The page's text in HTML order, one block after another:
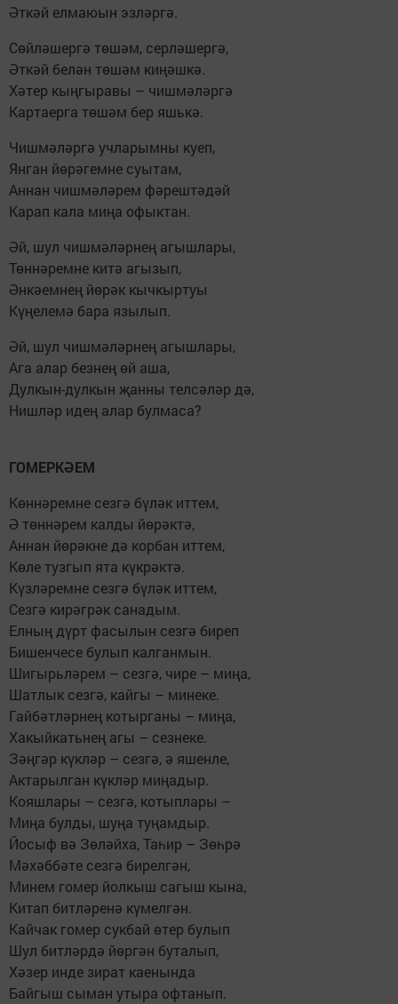
Әткәй елмаюын эзләргә.
Сөйләшергә төшәм, серләшергә,
Әткәй белән төшәм киңәшкә.
Хәтер кыңгыравы – чишмәләргә
Картаерга төшәм бер яшькә.
Чишмәләргә учларымны куеп,
Янган йөрәгемне суытам,
Аннан чишмәләрем фәрештәдәй
Карап кала миңа офыктан.
Әй, шул чишмәләрнең агышлары,
Төннәремне китә агызып,
Әнкәемнең йөрәк кычкыртуы
Күңелемә бара язылып.
Әй, шул чишмәләрнең агышлары,
Ага алар безнең өй аша,
Дулкын-дулкын җанны телсәләр дә,
Нишләр идең алар булмаса?
ГОМЕРКӘЕМ
Көннәремне сезгә бүләк иттем,
Ә төннәрем калды йөрәктә,
Аннан йөрәкне дә корбан иттем,
Көле тузгып ята күкрәктә.
Күзләремне сезгә бүләк иттем,
Сезгә кирәгрәк санадым.
Елның дүрт фасылын сезгә биреп
Бишенчесе булып калганмын.
Шигырьләрем – сезгә, чире – миңа,
Шатлык сезгә, кайгы – минеке.
Гайбәтләрнең котырганы – миңа,
Хакыйкатьнең агы – сезнеке.
Зәңгәр күкләр – сезгә, ә яшенле,
Актарылган күкләр миңадыр.
Кояшлары – сезгә, котыплары –
Миңа булды, шуңа туңамдыр.
Йосыф вә Зөләйха, Таһир – Зөһрә
Мәхәббәте сезгә бирелгән,
Минем гомер йолкыш сагыш кына,
Китап битләренә күмелгән.
Кайчак гомер сукбай өтер булып
Шул битләрдә йөргән буталып,
Хәзер инде зират каенында
Байгыш сыман утыра офтанып.